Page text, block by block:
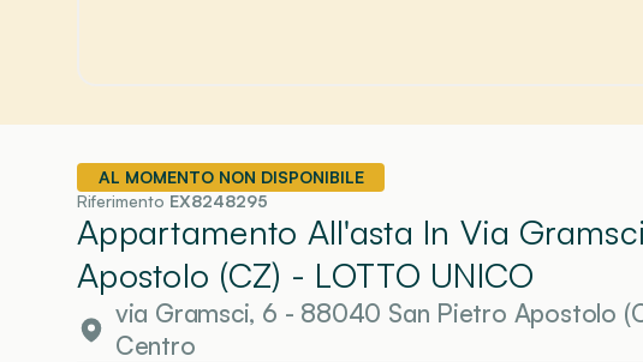
AL MOMENTO NON DISPONIBILE
Riferimento EX8248295
Appartamento All'asta In Via
Apostolo (CZ) - LOTTO UNICO
via Gramsci, 6 - 88040 San Pietro Apostolo
Centro